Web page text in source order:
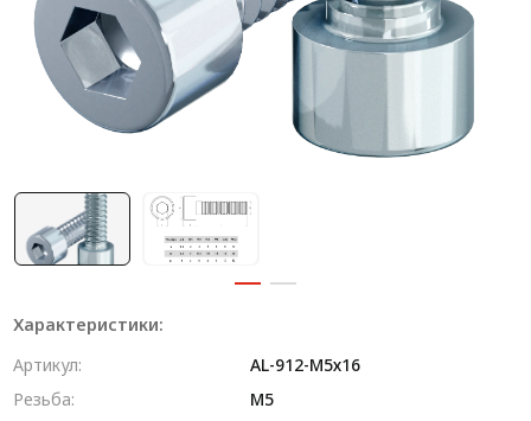
Профиль строительного назначения
Радиаторный алюминиевый профиль NEW!
Лист алюминиевый
Конструкции из профиля
Услуги дополнительной обработки профиля
Характеристики:
Артикул:
AL-912-M5х16
Резьба:
М5